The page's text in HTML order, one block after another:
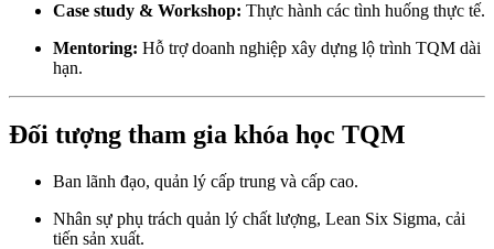
Case study & Workshop: Thực hành các tình huống thực tế.
Mentoring: Hỗ trợ doanh nghiệp xây dựng lộ trình TQM dài
hạn.
Đối tượng tham gia khóa học TQM
Ban lãnh đạo, quản lý cấp trung và cấp cao.
Nhân sự phụ trách quản lý chất lượng, Lean Six Sigma, cải
tiến sản xuất.